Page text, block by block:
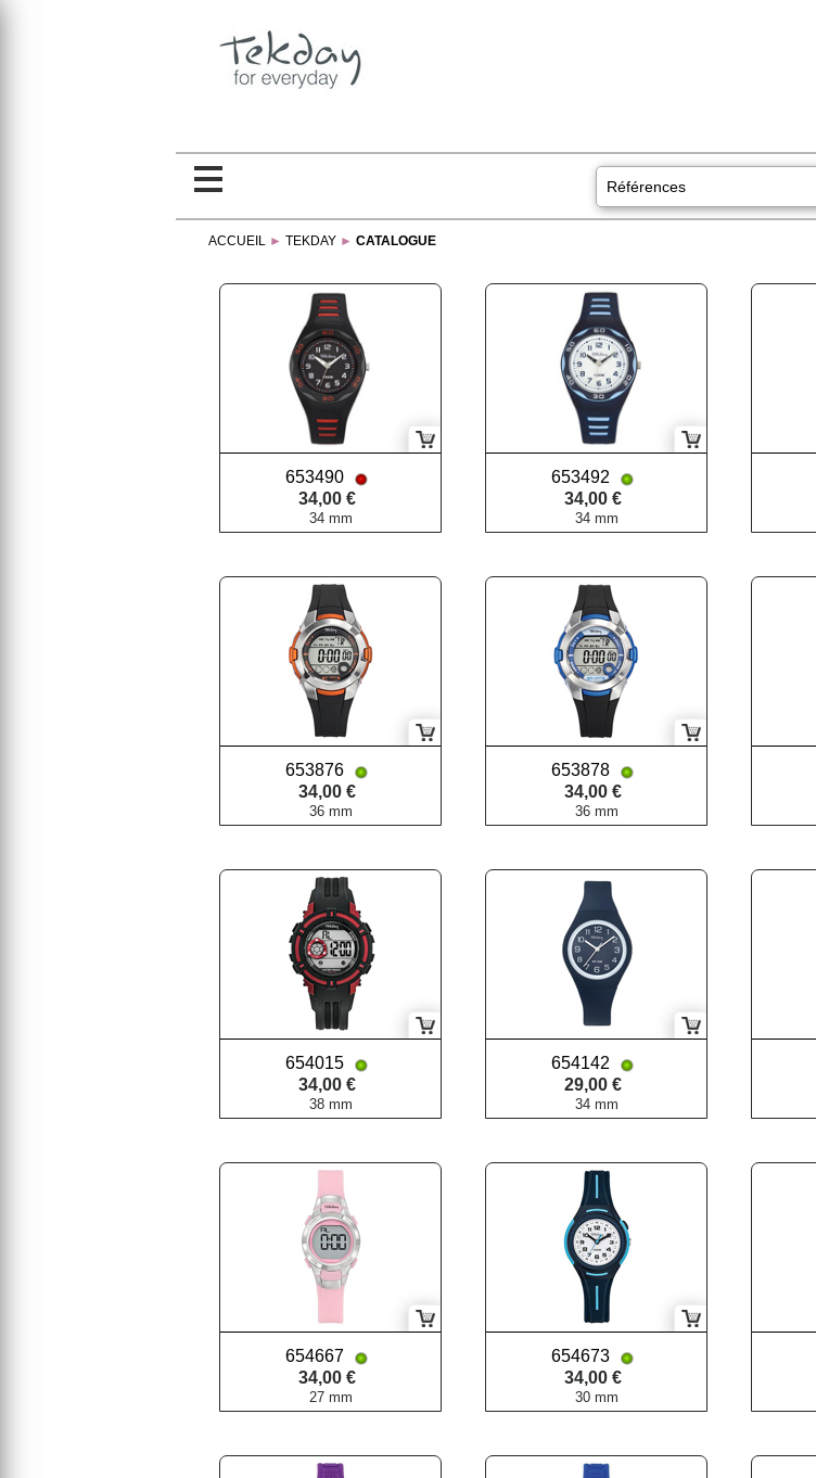
ACCUEIL ► TEKDAY ► CATALOGUE
653490
34,00 €
34 mm
653492
34,00 €
34 mm
653876
34,00 €
36 mm
653878
34,00 €
36 mm
654015
34,00 €
38 mm
654142
29,00 €
34 mm
654667
34,00 €
27 mm
654673
34,00 €
30 mm